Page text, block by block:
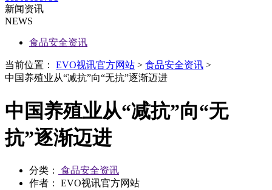
新闻资讯
NEWS
食品安全资讯
当前位置： EVO视讯官方网站 > 食品安全资讯 >
中国养殖业从“减抗”向“无抗”逐渐迈进
中国养殖业从“减抗”向“无
抗”逐渐迈进
分类：
食品安全资讯
作者： EVO视讯官方网站